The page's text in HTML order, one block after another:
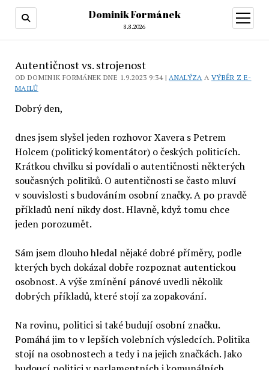
Dominik Formánek
8.8.2026
otevřít
menu
Autentičnost vs. strojenost
OD DOMINIK FORMÁNEK DNE 1.9.2023 9:34 |ANALÝZA A VÝBĚR Z E-
MAILŮ
Dobrý den,
dnes jsem slyšel jeden rozhovor Xavera s Petrem
Holcem (politický komentátor) o českých politicích.
Krátkou chvilku si povídali o autentičnosti některých
současných politiků. O autentičnosti se často mluví
v souvislosti s budováním osobní značky. A po pravdě
příkladů není nikdy dost. Hlavně, když tomu chce
jeden porozumět.
Sám jsem dlouho hledal nějaké dobré příměry, podle
kterých bych dokázal dobře rozpoznat autentickou
osobnost. A výše zmínění pánové uvedli několik
dobrých příkladů, které stojí za zopakování.
Na rovinu, politici si také budují osobní značku.
Pomáhá jim to v lepších volebních výsledcích. Politika
stojí na osobnostech a tedy i na jejich značkách. Jako